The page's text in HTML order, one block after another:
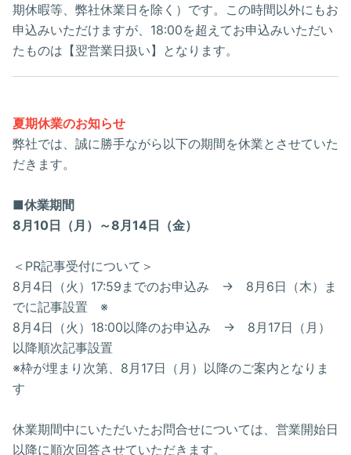
期休暇等、弊社休業日を除く）です。この時間以外にもお
申込みいただけますが、18:00を超えてお申込みいただい
たものは【翌営業日扱い】となります。
夏期休業のお知らせ
弊社では、誠に勝手ながら以下の期間を休業とさせていた
だきます。
■休業期間
8月10日（月）～8月14日（金）
＜PR記事受付について＞
8月4日（火）17:59までのお申込み → 8月6日（木）ま
でに記事設置 ※
8月4日（火）18:00以降のお申込み → 8月17日（月）
以降順次記事設置
※枠が埋まり次第、8月17日（月）以降のご案内となりま
す
休業期間中にいただいたお問合せについては、営業開始日
以降に順次回答させていただきます。